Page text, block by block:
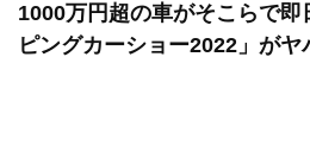
1000万円超の車がそこらで
ピングカーショー2022」がヤ